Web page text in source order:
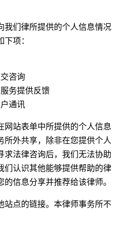
我们律所提供的个人信息情况
项：
咨询
务提供反馈
通讯
网站表单中所提供的个人信息
所外共享，除非在您提供个人
求法律咨询后，我们无法协助
们认识其他能够提供帮助的律
信息分享并推荐给该律师。
站点的链接。本律师事务所不